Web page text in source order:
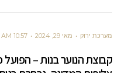
מערכת ירוק מאי 29, 2024 10:57 AM
קבוצת הנוער בנות –